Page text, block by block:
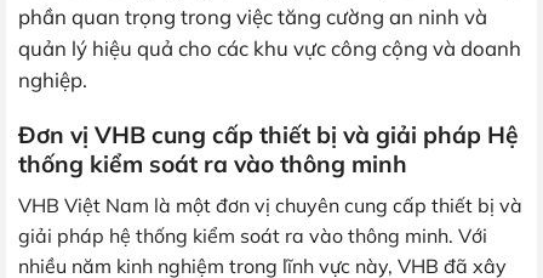
phần quan trọng trong việc tăng cường an ninh và
quản lý hiệu quả cho các khu vực công cộng và doanh
nghiệp.
Đơn vị VHB cung cấp thiết bị và giải pháp Hệ
thống kiểm soát ra vào thông minh
VHB Việt Nam là một đơn vị chuyên cung cấp thiết bị và
giải pháp hệ thống kiểm soát ra vào thông minh. Với
nhiều năm kinh nghiệm trong lĩnh vực này, VHB đã xây